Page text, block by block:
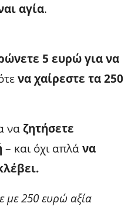
αγία.
5 ευρώ για να
να χαίρεστε τα 250
ναζητήσετε
– και όχι απλάνα
με 250 ευρώ αξία